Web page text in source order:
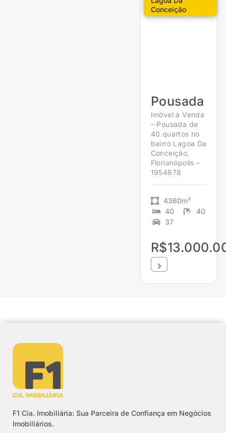
Conceição
Pousada
Imóvel á Venda
– Pousada de
40 quartos no
bairro Lagoa Da
Conceição,
Florianópolis –
1954878
4360m²
40
40
37
F1 Cia. Imobiliária: Sua Parceira de Confiança em Negócios
Imobiliários.